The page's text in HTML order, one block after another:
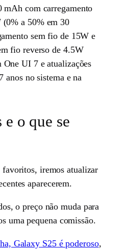
mAh com carregamento
a 50% em 30
sem fio de 15W e
fio reverso de 4.5W
UI 7 e atualizações
anos no sistema e na
e o que se
favoritos, iremos atualizar
aparecerem.
o preço não muda para
uma pequena comissão.
Galaxy S25 é poderoso,